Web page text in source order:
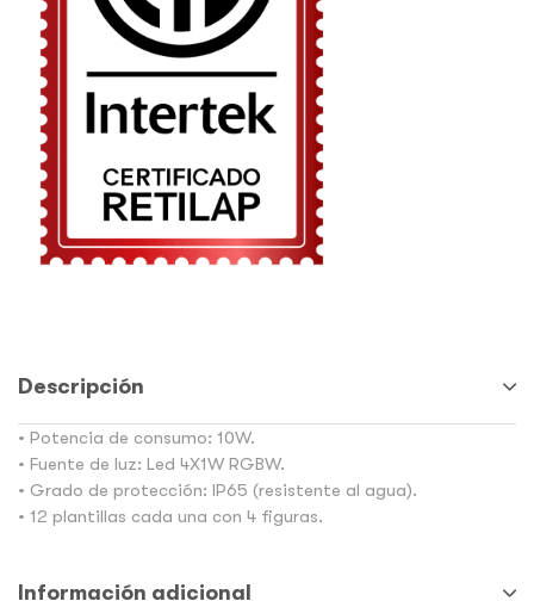
Descripción
• Potencia de consumo: 10W.
• Fuente de luz: Led 4X1W RGBW.
• Grado de protección: IP65 (resistente al agua).
• 12 plantillas cada una con 4 figuras.
Información adicional